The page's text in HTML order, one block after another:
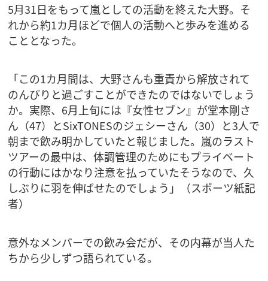
5月31日をもって嵐としての活動を終えた大野。そ
れから約1カ月ほどで個人の活動へと歩みを進める
こととなった。
「この1カ月間は、大野さんも重責から解放されて
のんびりと過ごすことができたのではないでしょう
か。実際、6月上旬には『女性セブン』が堂本剛さ
ん（47）とSixTONESのジェシーさん（30）と3人で
朝まで飲み明かしていたと報じました。嵐のラスト
ツアーの最中は、体調管理のためにもプライベート
の行動にはかなり注意を払っていたそうなので、久
しぶりに羽を伸ばせたのでしょう」（スポーツ紙記
者）
意外なメンバーでの飲み会だが、その内幕が当人た
ちから少しずつ語られている。